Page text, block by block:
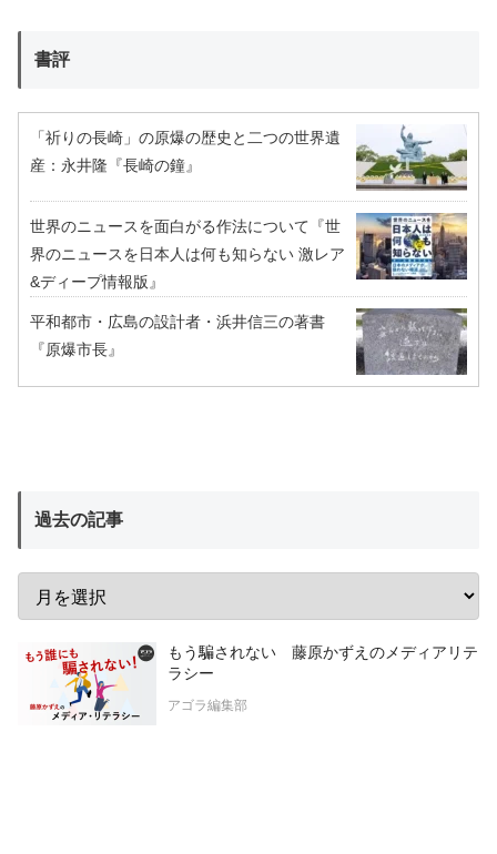
書評
「祈りの長崎」の原爆の歴史と二つの世界遺
産：永井隆『長崎の鐘』
世界のニュースを面白がる作法について『世
界のニュースを日本人は何も知らない 激レア
&ディープ情報版』
平和都市・広島の設計者・浜井信三の著書
『原爆市長』
過去の記事
もう騙されない 藤原かずえのメディアリテ
ラシー
アゴラ編集部